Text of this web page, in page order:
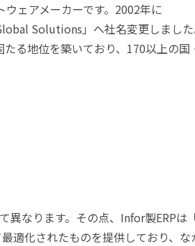
ェアメーカーです。2002年に
Solutions」へ社名変更しました
る地位を築いており、170以上の国
異なります。その点、Infor製ERPは
適化されたものを提供しており、な